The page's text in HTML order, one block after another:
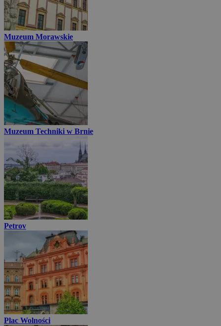
Muzeum Morawskie
Muzeum Techniki w Brnie
Petrov
Plac Wolności